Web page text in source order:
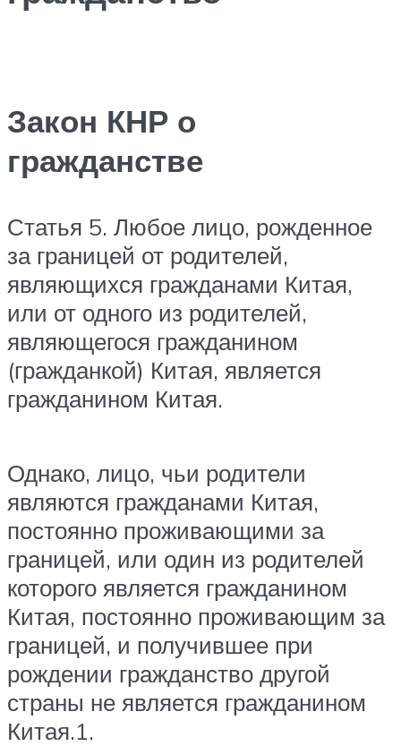
Закон КНР о
гражданстве
Статья 5. Любое лицо, рожденное
за границей от родителей,
являющихся гражданами Китая,
или от одного из родителей,
являющегося гражданином
(гражданкой) Китая, является
гражданином Китая.
Однако, лицо, чьи родители
являются гражданами Китая,
постоянно проживающими за
границей, или один из родителей
которого является гражданином
Китая, постоянно проживающим за
границей, и получившее при
рождении гражданство другой
страны не является гражданином
Китая.1.